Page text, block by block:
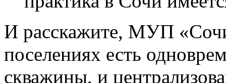
И расскажите, МУП
поселениях есть
скважины, и